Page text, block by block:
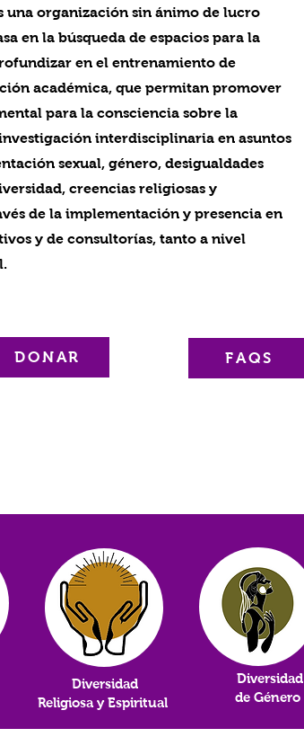
una organización sin ánimo de lucro
en la búsqueda de espacios para la
en el entrenamiento de
académica, que permitan promover
para la consciencia sobre la
interdisciplinaria en asuntos
sexual, género, desigualdades
creencias religiosas y
de la implementación y presencia en
y de consultorías, tanto a nivel
DONAR FAQS
Diversidad
Religiosa y Espiritual
Diversidad
de Género